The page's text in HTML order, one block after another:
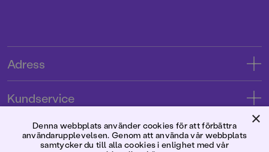
Adress
Tryckerigatan 4
Kundservice
Kontakta oss
Kundservice
Förlaget
×
Denna webbplats använder cookies för att förbättra
användarupplevelsen. Genom att använda vår webbplats
samtycker du till alla cookies i enlighet med vår